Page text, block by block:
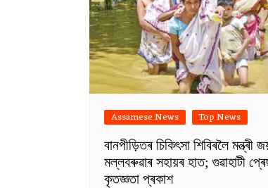
Assamese News Top News
বানপীড়িতৰ চিকিৎসা শিবিৰলৈ মন্ত্ৰী
মল্লবৰুৱাৰ সহায়ৰ হাত; গুৱাহাটী
কৃতজ্ঞতা প্ৰকাশ